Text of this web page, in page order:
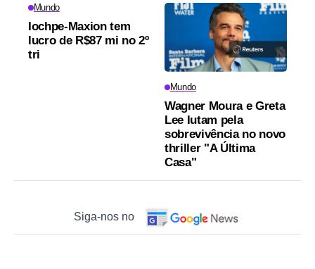
Mundo
Iochpe-Maxion tem
lucro de R$87 mi no 2º
tri
Mundo
Wagner Moura e Greta
Lee lutam pela
sobrevivência no novo
thriller "A Última
Casa"
Siga-nos no